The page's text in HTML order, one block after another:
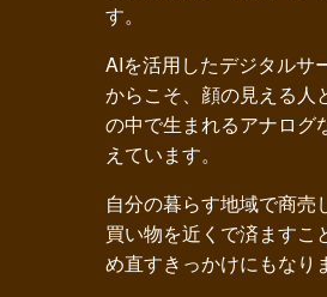
す。
AIを活用したデジタルサ
からこそ、顔の見える人
の中で生まれるアナログ
えています。
自分の暮らす地域で商
買い物を近くで済ますこ
め直すきっかけにもなり